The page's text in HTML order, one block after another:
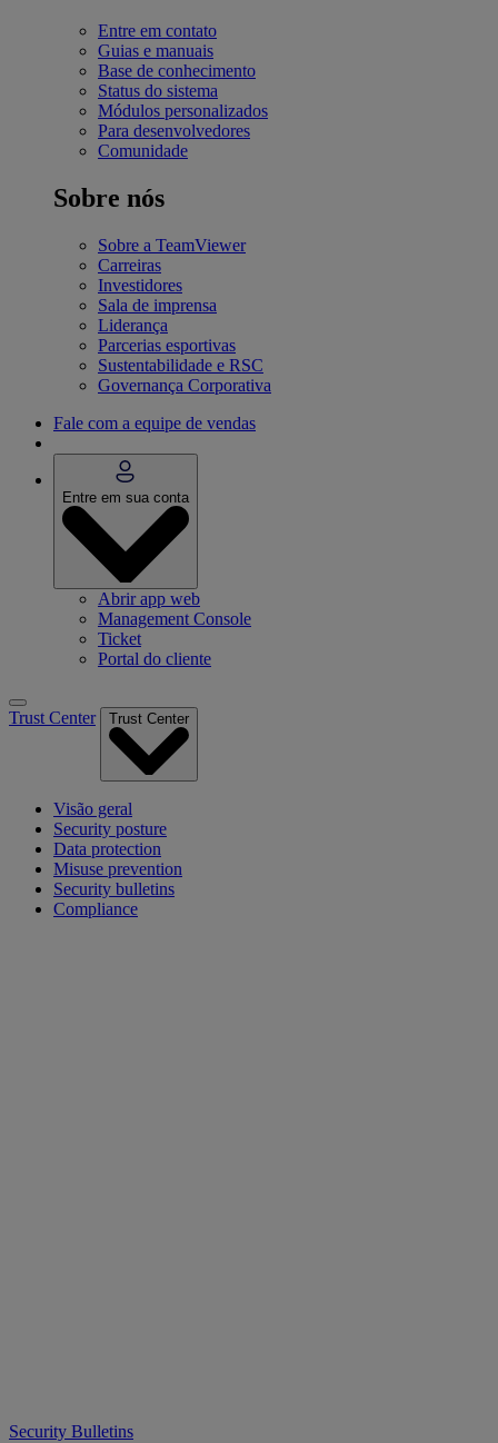
Entre em contato
Guias e manuais
Base de conhecimento
Status do sistema
Módulos personalizados
Para desenvolvedores
Comunidade
Sobre nós
Sobre a TeamViewer
Carreiras
Investidores
Sala de imprensa
Liderança
Parcerias esportivas
Sustentabilidade e RSC
Governança Corporativa
Fale com a equipe de vendas
Entre em sua conta
Abrir app web
Management Console
Ticket
Portal do cliente
Trust Center Trust Center
Visão geral
Security posture
Data protection
Misuse prevention
Security bulletins
Compliance
Security Bulletins